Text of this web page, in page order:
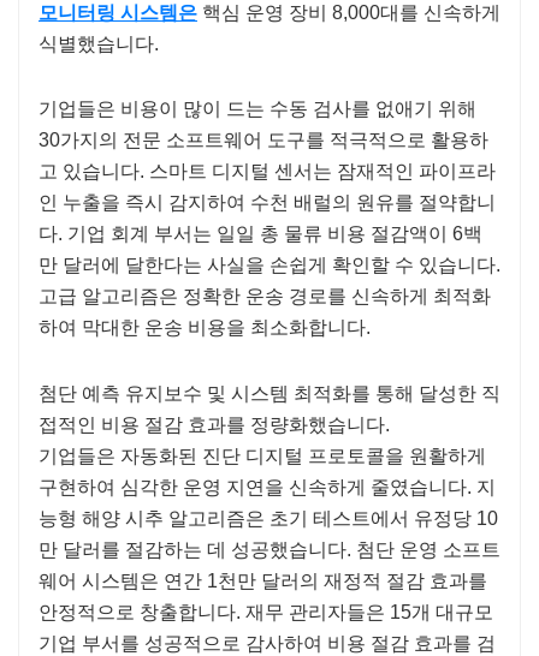
모니터링 시스템은 핵심 운영 장비 8,000대를 신속하게
식별했습니다.
기업들은 비용이 많이 드는 수동 검사를 없애기 위해
30가지의 전문 소프트웨어 도구를 적극적으로 활용하
고 있습니다. 스마트 디지털 센서는 잠재적인 파이프라
인 누출을 즉시 감지하여 수천 배럴의 원유를 절약합니
다. 기업 회계 부서는 일일 총 물류 비용 절감액이 6백
만 달러에 달한다는 사실을 손쉽게 확인할 수 있습니다.
고급 알고리즘은 정확한 운송 경로를 신속하게 최적화
하여 막대한 운송 비용을 최소화합니다.
첨단 예측 유지보수 및 시스템 최적화를 통해 달성한 직
접적인 비용 절감 효과를 정량화했습니다.
기업들은 자동화된 진단 디지털 프로토콜을 원활하게
구현하여 심각한 운영 지연을 신속하게 줄였습니다. 지
능형 해양 시추 알고리즘은 초기 테스트에서 유정당 10
만 달러를 절감하는 데 성공했습니다. 첨단 운영 소프트
웨어 시스템은 연간 1천만 달러의 재정적 절감 효과를
안정적으로 창출합니다. 재무 관리자들은 15개 대규모
기업 부서를 성공적으로 감사하여 비용 절감 효과를 검